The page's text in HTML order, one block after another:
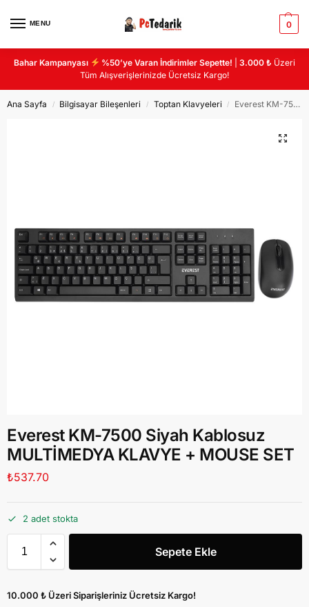
MENU 0
Bahar Kampanyası %50’ye Varan İndirimler Sepette! |3.000 ₺ Üzeri
Tüm Alışverişlerinizde Ücretsiz Kargo!
Ana Sayfa / Bilgisayar Bileşenleri / Toptan Klavyeleri / Everest KM-7500 Siyah Kablosuz MULTİMEDYA KLAVYE + MOUSE SET
Everest KM-7500 Siyah Kablosuz
MULTİMEDYA KLAVYE + MOUSE SET
₺537.70
2 adet stokta
Sepete Ekle
10.000 ₺ Üzeri Siparişleriniz Ücretsiz Kargo!